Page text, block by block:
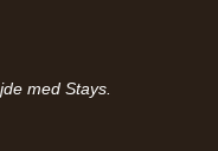
med Stays.